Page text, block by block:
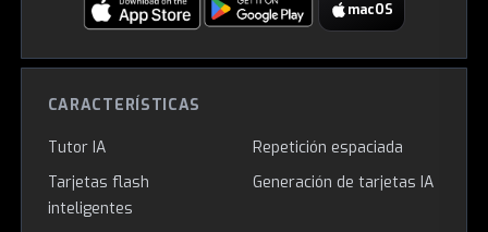
macOS
CARACTERÍSTICAS
Tutor IA
Repetición espaciada
Tarjetas flash
inteligentes
Generación de tarjetas IA